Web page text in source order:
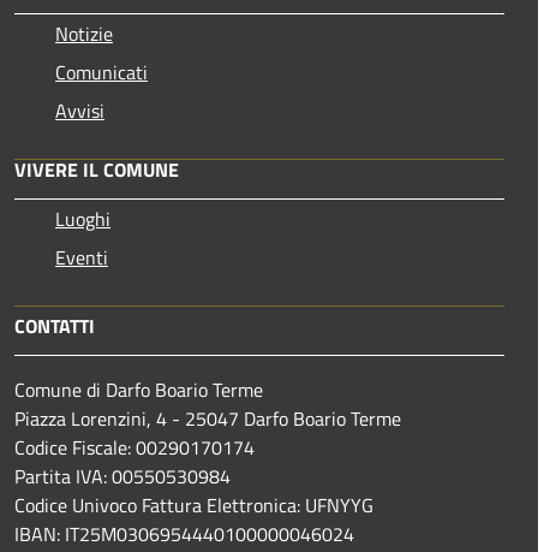
Notizie
Comunicati
Avvisi
VIVERE IL COMUNE
Luoghi
Eventi
CONTATTI
Comune di Darfo Boario Terme
Piazza Lorenzini, 4 - 25047 Darfo Boario Terme
Codice Fiscale: 00290170174
Partita IVA: 00550530984
Codice Univoco Fattura Elettronica: UFNYYG
IBAN: IT25M0306954440100000046024